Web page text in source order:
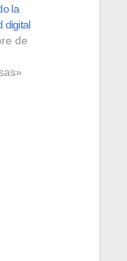
la
digital
de